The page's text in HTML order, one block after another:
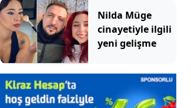
Nilda Müge
cinayetiyle ilgili
yeni gelişme